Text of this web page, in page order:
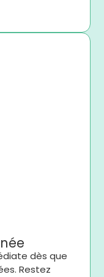
dès que
Restez